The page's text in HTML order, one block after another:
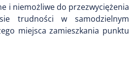
i niemożliwe do przezwyciężenia
trudności w samodzielnym
miejsca zamieszkania punktu